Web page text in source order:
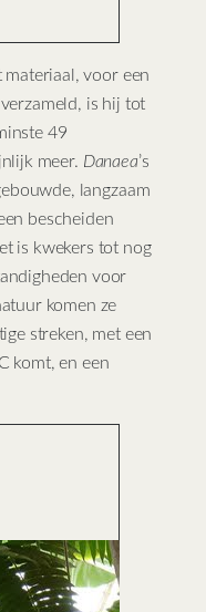
voor een
is hij tot
49
meer. Danaea’s
langzaam
bescheiden
is kwekers tot nog
voor
komen ze
streken, met een
komt, en een